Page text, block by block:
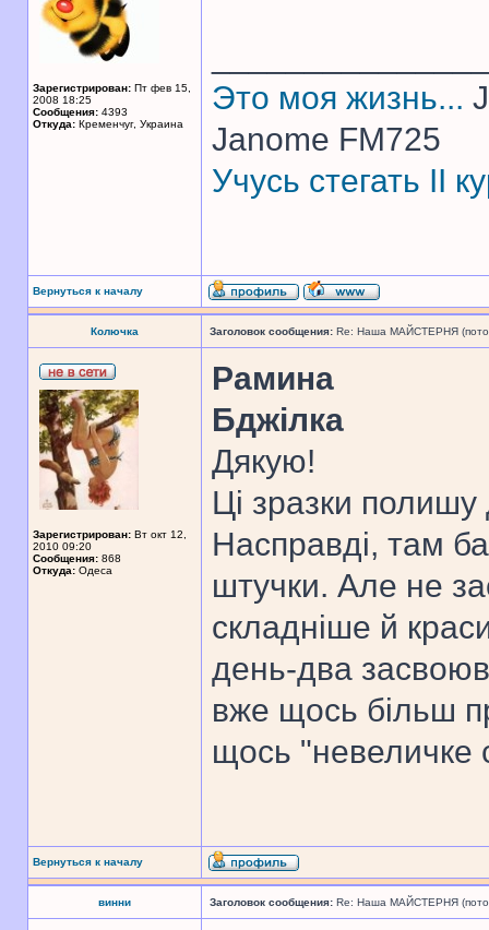
Зарегистрирован: Пт фев 15,
2008 18:25
Сообщения: 4393
Откуда: Кременчуг, Украина
Это моя жизнь...
Janome FM725
Учусь стегать II
Вернуться к началу
Колючка Заголовок сообщения: Re: Наша МАЙСТЕРНЯ
Зарегистрирован: Вт окт 12,
2010 09:20
Сообщения: 868
Откуда: Одеса
Рамина
Бджілка
Дякую!
Ці зразки полишу
Насправді, там
штучки. Але не
складніше й
день-два
вже щось більш
щось "невеличке
Вернуться к началу
винни Заголовок сообщения: Re: Наша МАЙСТЕРНЯ